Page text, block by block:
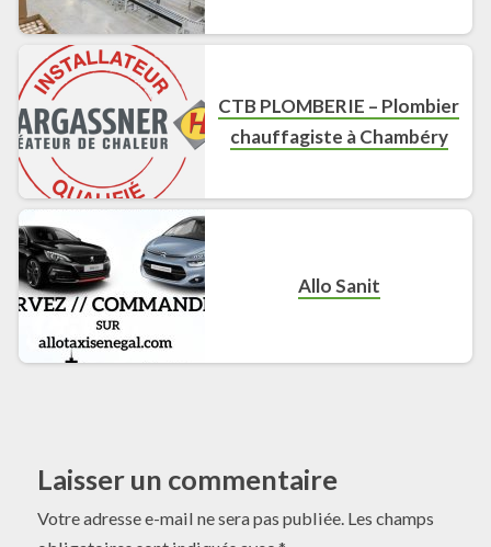
CTB PLOMBERIE – Plombier
chauffagiste à Chambéry
Allo Sanit
Laisser un commentaire
Votre adresse e-mail ne sera pas publiée. Les champs